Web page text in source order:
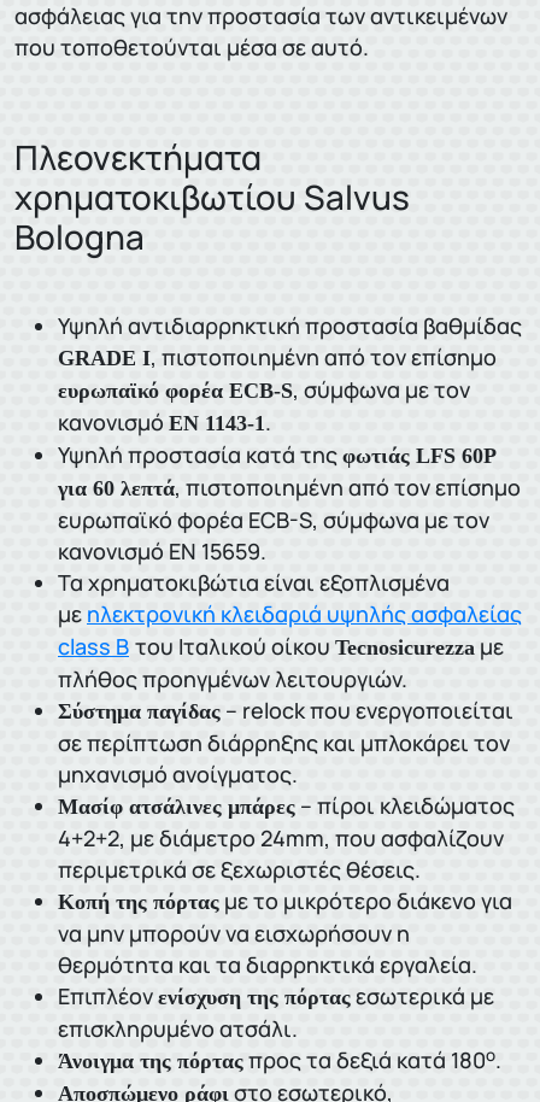
ασφάλειας για την προστασία των αντικειμένων
που τοποθετούνται μέσα σε αυτό.
Πλεονεκτήματα
χρηματοκιβωτίου Salvus
Bologna
Υψηλή αντιδιαρρηκτική προστασία βαθμίδας
GRADE I, πιστοποιημένη από τον επίσημο
ευρωπαϊκό φορέα ECB-S, σύμφωνα με τον
κανονισμό EN 1143-1.
Υψηλή προστασία κατά της φωτιάς LFS 60P
για 60 λεπτά, πιστοποιημένη από τον επίσημο
ευρωπαϊκό φορέα ECB-S, σύμφωνα με τον
κανονισμό EN 15659.
Τα χρηματοκιβώτια είναι εξοπλισμένα
με ηλεκτρονική κλειδαριά υψηλής ασφαλείας
class B του Ιταλικού οίκου Tecnosicurezza με
πλήθος προηγμένων λειτουργιών.
Σύστημα παγίδας – relock που ενεργοποιείται
σε περίπτωση διάρρηξης και μπλοκάρει τον
μηχανισμό ανοίγματος.
Μασίφ ατσάλινες μπάρες – πίροι κλειδώματος
4+2+2, με διάμετρο 24mm, που ασφαλίζουν
περιμετρικά σε ξεχωριστές θέσεις.
Κοπή της πόρτας με το μικρότερο διάκενο για
να μην μπορούν να εισχωρήσουν η
θερμότητα και τα διαρρηκτικά εργαλεία.
Επιπλέον ενίσχυση της πόρτας εσωτερικά με
επισκληρυμένο ατσάλι.
Άνοιγμα της πόρτας προς τα δεξιά κατά 180ο.
Αποσπώμενο ράφι στο εσωτερικό,